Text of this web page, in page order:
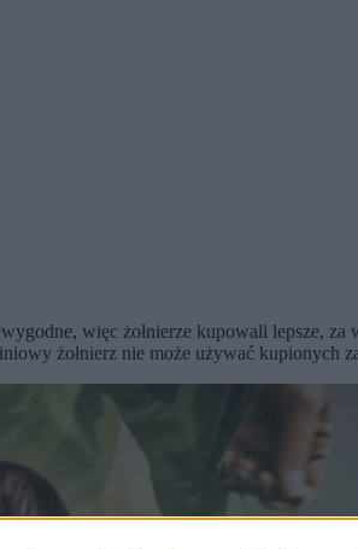
więc żołnierze kupowali lepsze,
żołnierz nie może używać kupionych